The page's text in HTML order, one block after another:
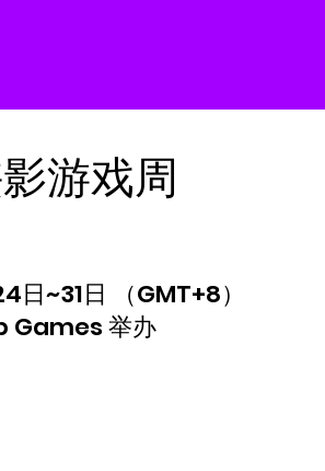
游戏周
日~31日 （GMT+8）
Games 举办